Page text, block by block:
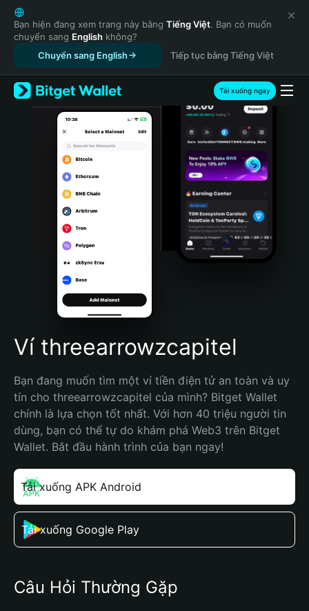
English
日本語
Tiếng Việt
Русский
Español (Latinoamérica)
Türkçe
Italiano
Português (Portugal)
Bahasa Indonesia
Português (Brasil)
Español (Argentina)
Bạn hiện đang xem trang này bằng Tiếng Việt. Bạn có muốn
chuyển sang English không?
Chuyển sang English
Tiếp tục bằng Tiếng Việt
Tải xuống ngay
Ví threearrowzcapitel
Bạn đang muốn tìm một ví tiền điện tử an toàn và uy
tín cho threearrowzcapitel của mình? Bitget Wallet
chính là lựa chọn tốt nhất. Với hơn 40 triệu người tin
dùng, bạn có thể tự do khám phá Web3 trên Bitget
Wallet. Bắt đầu hành trình của bạn ngay!
Tải xuống APK Android
Tải xuống Google Play
Câu Hỏi Thường Gặp